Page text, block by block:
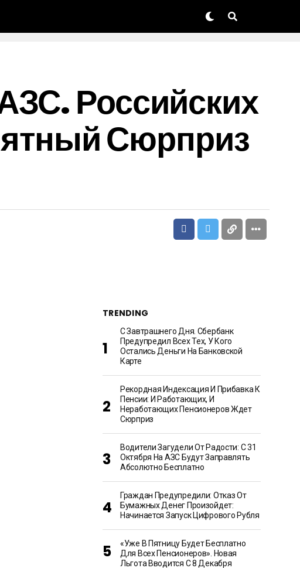
Российских
Сюрприз
TRENDING
С Завтрашнего Дня. Сбербанк
Предупредил Всех Тех, У Кого
Остались Деньги На Банковской
Карте
Рекордная Индексация И Прибавка К
Пенсии: И Работающих, И
Неработающих Пенсионеров Ждет
Сюрприз
Водители Загудели От Радости: С 31
Октября На АЗС Будут Заправлять
Абсолютно Бесплатно
Граждан Предупредили: Отказ От
Бумажных Денег Произойдет:
Начинается Запуск Цифрового Рубля
«Уже В Пятницу Будет Бесплатно
Для Всех Пенсионеров». Новая
Льгота Вводится С 8 Декабря